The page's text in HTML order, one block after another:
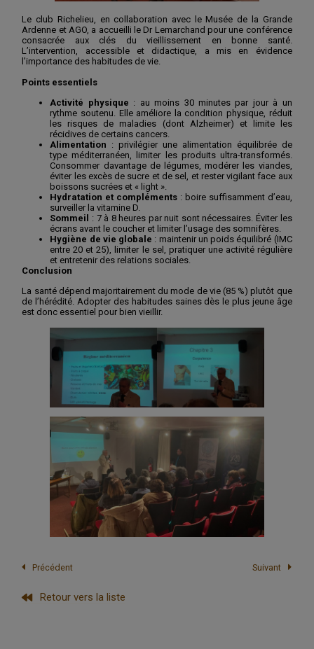
Le club Richelieu, en collaboration avec le Musée de la Grande
Ardenne et AGO, a accueilli le Dr Lemarchand pour une conférence
consacrée aux clés du vieillissement en bonne santé.
L’intervention, accessible et didactique, a mis en évidence
l’importance des habitudes de vie.
Points essentiels
Activité physique : au moins 30 minutes par jour à un
rythme soutenu. Elle améliore la condition physique, réduit
les risques de maladies (dont Alzheimer) et limite les
récidives de certains cancers.
Alimentation : privilégier une alimentation équilibrée de
type méditerranéen, limiter les produits ultra-transformés.
Consommer davantage de légumes, modérer les viandes,
éviter les excès de sucre et de sel, et rester vigilant face aux
boissons sucrées et « light ».
Hydratation et compléments : boire suffisamment d’eau,
surveiller la vitamine D.
Sommeil
: 7 à 8 heures par nuit sont nécessaires. Éviter les
écrans avant le coucher et limiter l’usage des somnifères.
Hygiène de vie globale : maintenir un poids équilibré (IMC
entre 20 et 25), limiter le sel, pratiquer une activité régulière
et entretenir des relations sociales.
Conclusion
La santé dépend majoritairement du mode de vie (85 %) plutôt que
de l’hérédité. Adopter des habitudes saines dès le plus jeune âge
est donc essentiel pour bien vieillir.
Précédent Suivant
Retour vers la liste